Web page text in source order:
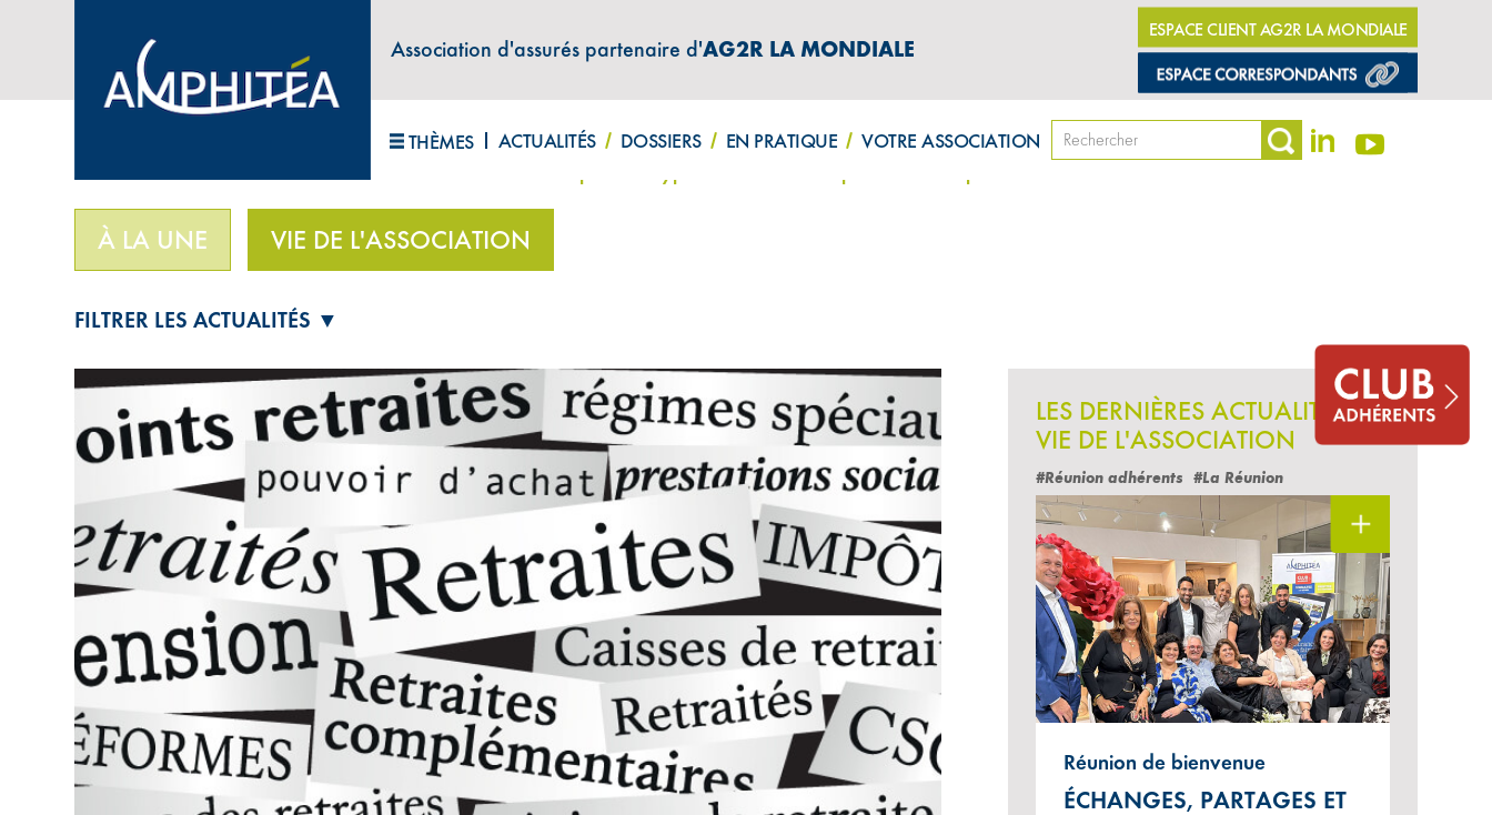
Association d'assurés partenaire d'AG2R LA MONDIALE
ESPACE CLIENT AG2R LA MONDIALE
THÈMES ACTUALITÉS DOSSIERS EN PRATIQUE VOTRE ASSOCIATION
ABONNEZ-VOUS À LA LETTRE D'INFORMATIONS "AMPHITÉA INFOS"
À LA UNE VIE DE L'ASSOCIATION
FILTRER LES ACTUALITÉS ▼
LES DERNIÈRES ACTUALITÉS
VIE DE L'ASSOCIATION
#Réunion adhérents #La Réunion
Réunion de bienvenue
ÉCHANGES, PARTAGES ET